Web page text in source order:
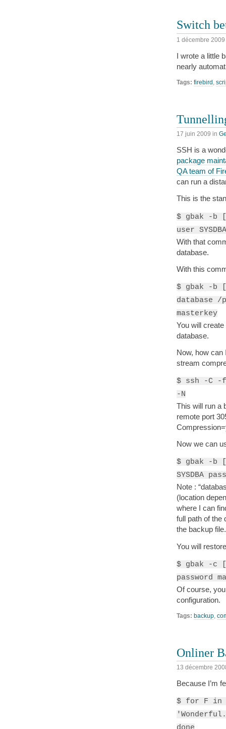
Switch
1 décembre 2009
I wrote a little
nearly
Tags: firebird ,
17 juin 2009 in
SSH is a
package
QA team of
can run a
This is the
$ gbak -b
user
With that
database.
With this
$ gbak -b
database /
masterkey
You will
database.
Now, how can
stream
$ ssh -C -f
-N
This will run a
remote port
Now we can
$ gbak -b
SYSDBA
Note :
(location
where I can
full path of the
the backup file.
You will
$ gbak -c
password
Of course,
configuration.
Tags: backup,
Onliner
13 décembre
Because I’m
$ for F in